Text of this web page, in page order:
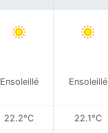
Ensoleillé
22.2°C
Ensoleillé
22.1°C